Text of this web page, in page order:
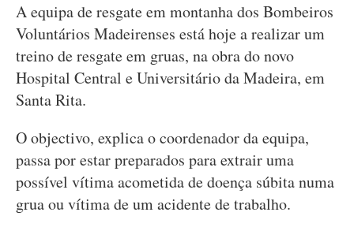
A equipa de resgate em montanha dos Bombeiros
Voluntários Madeirenses está hoje a realizar um
treino de resgate em gruas, na obra do novo
Hospital Central e Universitário da Madeira, em
Santa Rita.
O objectivo, explica o coordenador da equipa,
passa por estar preparados para extrair uma
possível vítima acometida de doença súbita numa
grua ou vítima de um acidente de trabalho.